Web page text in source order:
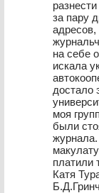
за пару
на себе
искала
достало
моя
были
платили
Катя